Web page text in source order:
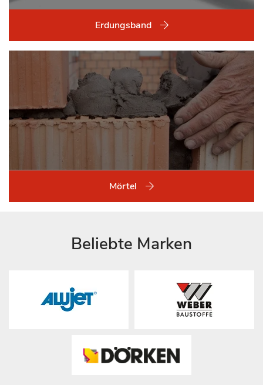
Erdungsband
Mörtel
Beliebte Marken